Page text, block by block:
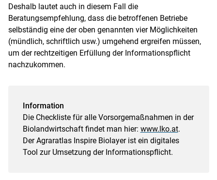
Deshalb lautet auch in diesem Fall die
Beratungsempfehlung, dass die betroffenen Betriebe
selbständig eine der oben genannten vier Möglichkeiten
(mündlich, schriftlich usw.) umgehend ergreifen müssen,
um der rechtzeitigen Erfüllung der Informationspflicht
nachzukommen.
Information
Die Checkliste für alle Vorsorgemaßnahmen in der
Biolandwirtschaft findet man hier: www.lko.at.
Der Agraratlas Inspire Biolayer ist ein digitales
Tool zur Umsetzung der Informationspflicht.